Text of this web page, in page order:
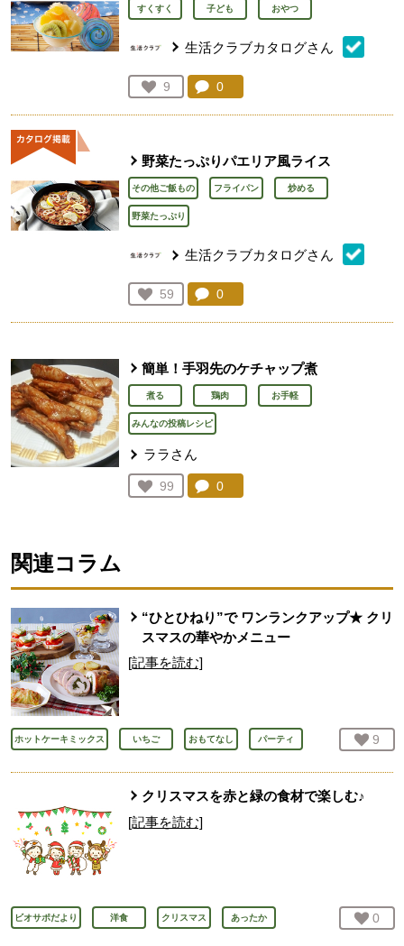
すくすく 子ども おやつ
生活クラブカタログさん
お気に入り登録：
9
人が登録
コメント：
0
野菜たっぷりパエリア風ライス
その他ご飯もの フライパン 炒める
野菜たっぷり
生活クラブカタログさん
お気に入り登録：
59
人が登録
コメント：
0
簡単！手羽先のケチャップ煮
煮る 鶏肉 お手軽
みんなの投稿レシピ
ララさん
お気に入り登録：
99
人が登録
コメント：
0
関連コラム
“ひとひねり”で ワンランクアップ★ クリ
スマスの華やかメニュー
[記事を読む]
ホットケーキミックス いちご おもてなし パーティ お気
9
クリスマスを赤と緑の食材で楽しむ♪
[記事を読む]
ビオサポだより 洋食 クリスマス あったか お気
0